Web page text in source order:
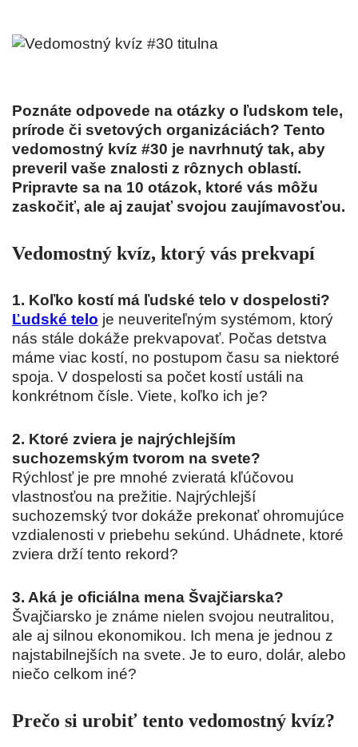
Poznáte odpovede na otázky o ľudskom tele,
prírode či svetových organizáciách? Tento
vedomostný kvíz #30 je navrhnutý tak, aby
preveril vaše znalosti z rôznych oblastí.
Pripravte sa na 10 otázok, ktoré vás môžu
zaskočiť, ale aj zaujať svojou zaujímavosťou.
Vedomostný kvíz, ktorý vás prekvapí
1. Koľko kostí má ľudské telo v dospelosti?
Ľudské telo je neuveriteľným systémom, ktorý
nás stále dokáže prekvapovať. Počas detstva
máme viac kostí, no postupom času sa niektoré
spoja. V dospelosti sa počet kostí ustáli na
konkrétnom čísle. Viete, koľko ich je?
2. Ktoré zviera je najrýchlejším
suchozemským tvorom na svete?
Rýchlosť je pre mnohé zvieratá kľúčovou
vlastnosťou na prežitie. Najrýchlejší
suchozemský tvor dokáže prekonať ohromujúce
vzdialenosti v priebehu sekúnd. Uhádnete, ktoré
zviera drží tento rekord?
3. Aká je oficiálna mena Švajčiarska?
Švajčiarsko je známe nielen svojou neutralitou,
ale aj silnou ekonomikou. Ich mena je jednou z
najstabilnejších na svete. Je to euro, dolár, alebo
niečo celkom iné?
Prečo si urobiť tento vedomostný kvíz?